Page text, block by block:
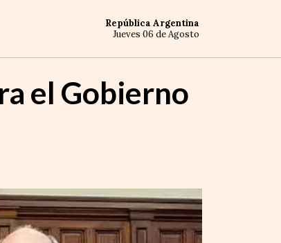
República Argentina
Jueves 06 de Agosto
el Gobierno